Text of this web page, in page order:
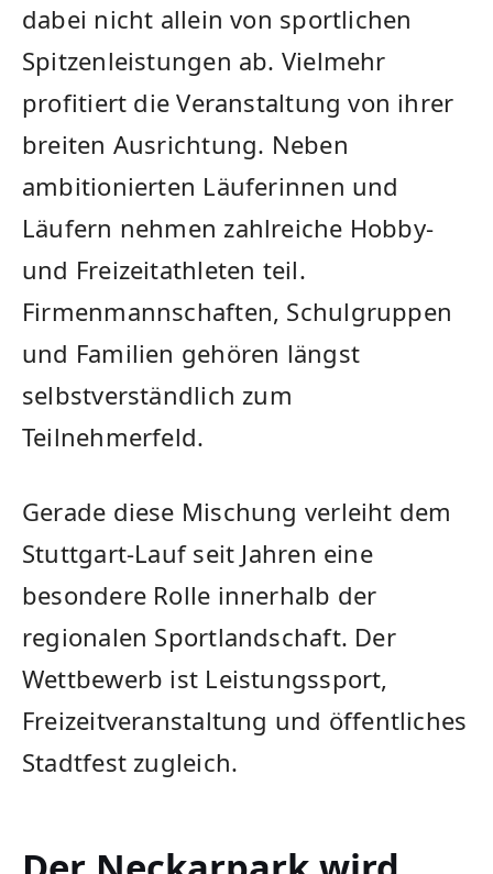
dabei nicht allein von sportlichen
Spitzenleistungen ab. Vielmehr
profitiert die Veranstaltung von ihrer
breiten Ausrichtung. Neben
ambitionierten Läuferinnen und
Läufern nehmen zahlreiche Hobby-
und Freizeitathleten teil.
Firmenmannschaften, Schulgruppen
und Familien gehören längst
selbstverständlich zum
Teilnehmerfeld.
Gerade diese Mischung verleiht dem
Stuttgart-Lauf seit Jahren eine
besondere Rolle innerhalb der
regionalen Sportlandschaft. Der
Wettbewerb ist Leistungssport,
Freizeitveranstaltung und öffentliches
Stadtfest zugleich.